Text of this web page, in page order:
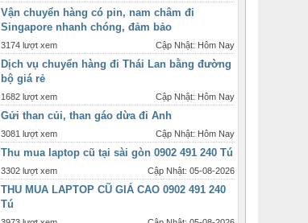
Vận chuyển hàng có pin, nam châm đi
Singapore nhanh chóng, đảm bảo
3174 lượt xem Cập Nhật: Hôm Nay
Dịch vụ chuyển hàng đi Thái Lan bằng đường
bộ giá rẻ
1682 lượt xem Cập Nhật: Hôm Nay
Gửi than củi, than gáo dừa đi Anh
3081 lượt xem Cập Nhật: Hôm Nay
Thu mua laptop cũ tại sài gòn 0902 491 240 Tú
3302 lượt xem Cập Nhật: 05-08-2026
THU MUA LAPTOP CŨ GIÁ CAO 0902 491 240
Tú